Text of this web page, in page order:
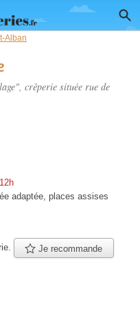
Alban
crêperie située rue de
adaptée, places assises
Je recommande